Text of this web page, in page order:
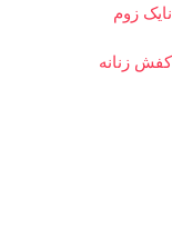
نایک زوم
کفش زنانه